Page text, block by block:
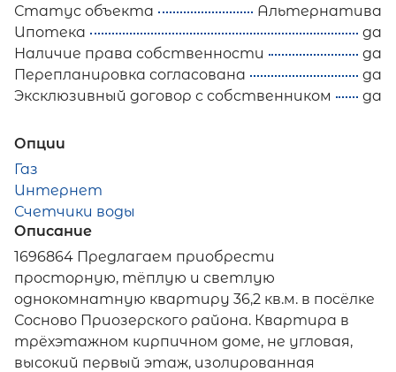
Статус объекта
Альтернатива
Ипотека
да
Наличие права собственности
да
Перепланировка согласована
да
Эксклюзивный договор с собственником
да
Опции
Газ
Интернет
Счетчики воды
Описание
1696864 Предлагаем приобрести
просторную, тёплую и светлую
однокомнатную квартиру 36,2 кв.м. в посёлке
Сосново Приозерского района. Квартира в
трёхэтажном кирпичном доме, не угловая,
высокий первый этаж, изолированная